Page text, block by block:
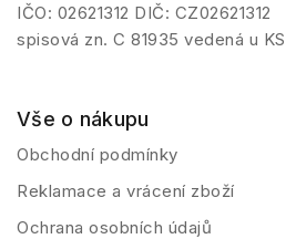
IČO: 02621312 DIČ: CZ02621312
spisová zn. C 81935 vedená u
Vše o nákupu
Obchodní podmínky
Reklamace a vrácení zboží
Ochrana osobních údajů